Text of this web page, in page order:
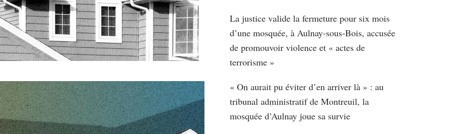
La justice valide la fermeture pour six mois
d’une mosquée, à Aulnay-sous-Bois, accusée
de promouvoir violence et « actes de
terrorisme »
« On aurait pu éviter d’en arriver là » : au
tribunal administratif de Montreuil, la
mosquée d’Aulnay joue sa survie